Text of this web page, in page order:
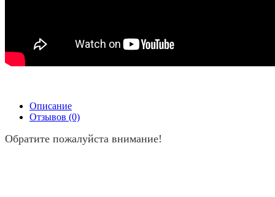
Описание
Отзывов (0)
Обратите пожалуйста внимание!